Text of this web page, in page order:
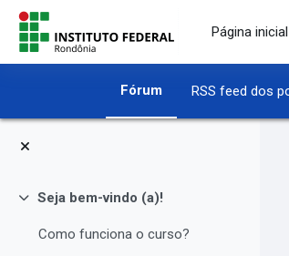
Ir para o conteúdo principal
Página inicial
Fórum RSS feed dos
Contrair
Seja bem-vindo (a)!
Como funciona o curso?